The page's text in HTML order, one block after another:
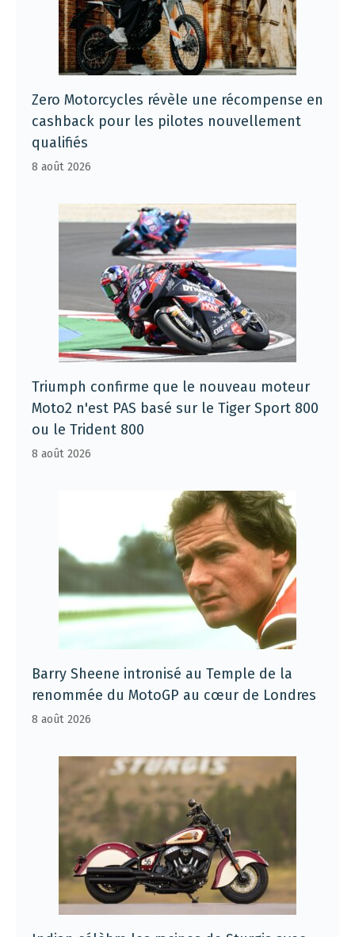
Zero Motorcycles révèle une récompense en
cashback pour les pilotes nouvellement
qualifiés
8 août 2026
Triumph confirme que le nouveau moteur
Moto2 n'est PAS basé sur le Tiger Sport 800
ou le Trident 800
8 août 2026
Barry Sheene intronisé au Temple de la
renommée du MotoGP au cœur de Londres
8 août 2026